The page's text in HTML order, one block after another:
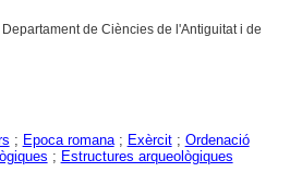
de Ciències de l'Antiguitat i de
; Epoca romana; Exèrcit; Ordenació
; Estructures arqueològiques